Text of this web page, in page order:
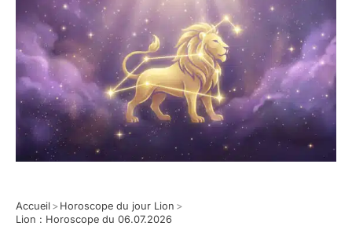
Accueil > Horoscope du jour Lion >
Lion : Horoscope du 06.07.2026